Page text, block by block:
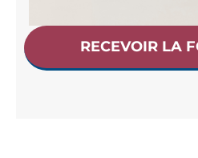
RECEVOIR LA